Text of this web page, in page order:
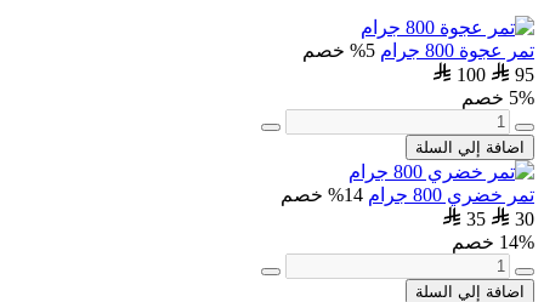
تمر عجوة 800 جرام
5% خصم
95
100
5% خصم
اضافة إلي السلة
تمر خضري 800 جرام
14% خصم
30
35
14% خصم
اضافة إلي السلة